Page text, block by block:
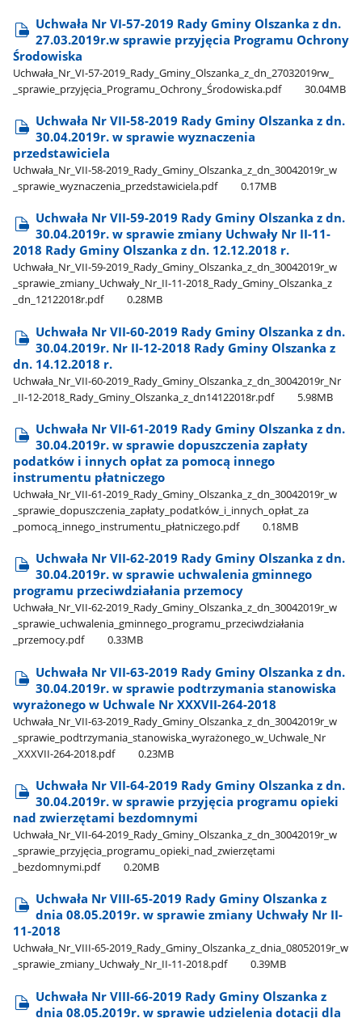
Uchwała Nr VI-57-2019 Rady Gminy Olszanka z dn.
27.03.2019r.w sprawie przyjęcia Programu Ochrony
Środowiska
Uchwała​_Nr​_VI-57-2019​_Rady​_Gminy​_Olszanka​_z​_dn​_27032019rw​_​
_sprawie​_przyjęcia​_Programu​_Ochrony​_Środowiska.pdf
30.04MB
Uchwała Nr VII-58-2019 Rady Gminy Olszanka z dn.
30.04.2019r. w sprawie wyznaczenia
przedstawiciela
Uchwała​_Nr​_VII-58-2019​_Rady​_Gminy​_Olszanka​_z​_dn​_30042019r​_w​
_sprawie​_wyznaczenia​_przedstawiciela.pdf
0.17MB
Uchwała Nr VII-59-2019 Rady Gminy Olszanka z dn.
30.04.2019r. w sprawie zmiany Uchwały Nr II-11-
2018 Rady Gminy Olszanka z dn. 12.12.2018 r.
Uchwała​_Nr​_VII-59-2019​_Rady​_Gminy​_Olszanka​_z​_dn​_30042019r​_w​
_sprawie​_zmiany​_Uchwały​_Nr​_II-11-2018​_Rady​_Gminy​_Olszanka​_z​
_dn​_12122018r.pdf
0.28MB
Uchwała Nr VII-60-2019 Rady Gminy Olszanka z dn.
30.04.2019r. Nr II-12-2018 Rady Gminy Olszanka z
dn. 14.12.2018 r.
Uchwała​_Nr​_VII-60-2019​_Rady​_Gminy​_Olszanka​_z​_dn​_30042019r​_Nr​
_II-12-2018​_Rady​_Gminy​_Olszanka​_z​_dn14122018r.pdf
5.98MB
Uchwała Nr VII-61-2019 Rady Gminy Olszanka z dn.
30.04.2019r. w sprawie dopuszczenia zapłaty
podatków i innych opłat za pomocą innego
instrumentu płatniczego
Uchwała​_Nr​_VII-61-2019​_Rady​_Gminy​_Olszanka​_z​_dn​_30042019r​_w​
_sprawie​_dopuszczenia​_zapłaty​_podatków​_i​_innych​_opłat​_za​
_pomocą​_innego​_instrumentu​_płatniczego.pdf
0.18MB
Uchwała Nr VII-62-2019 Rady Gminy Olszanka z dn.
30.04.2019r. w sprawie uchwalenia gminnego
programu przeciwdziałania przemocy
Uchwała​_Nr​_VII-62-2019​_Rady​_Gminy​_Olszanka​_z​_dn​_30042019r​_w​
_sprawie​_uchwalenia​_gminnego​_programu​_przeciwdziałania​
_przemocy.pdf
0.33MB
Uchwała Nr VII-63-2019 Rady Gminy Olszanka z dn.
30.04.2019r. w sprawie podtrzymania stanowiska
wyrażonego w Uchwale Nr XXXVII-264-2018
Uchwała​_Nr​_VII-63-2019​_Rady​_Gminy​_Olszanka​_z​_dn​_30042019r​_w​
_sprawie​_podtrzymania​_stanowiska​_wyrażonego​_w​_Uchwale​_Nr​
_XXXVII-264-2018.pdf
0.23MB
Uchwała Nr VII-64-2019 Rady Gminy Olszanka z dn.
30.04.2019r. w sprawie przyjęcia programu opieki
nad zwierzętami bezdomnymi
Uchwała​_Nr​_VII-64-2019​_Rady​_Gminy​_Olszanka​_z​_dn​_30042019r​_w​
_sprawie​_przyjęcia​_programu​_opieki​_nad​_zwierzętami​
_bezdomnymi.pdf
0.20MB
Uchwała Nr VIII-65-2019 Rady Gminy Olszanka z
dnia 08.05.2019r. w sprawie zmiany Uchwały Nr II-
11-2018
Uchwała​_Nr​_VIII-65-2019​_Rady​_Gminy​_Olszanka​_z​_dnia​_08052019r​_w​
_sprawie​_zmiany​_Uchwały​_Nr​_II-11-2018.pdf
0.39MB
Uchwała Nr VIII-66-2019 Rady Gminy Olszanka z
dnia 08.05.2019r. w sprawie udzielenia dotacji dla